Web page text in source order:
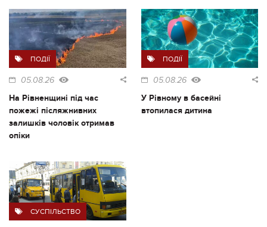
ПОДІЇ
05.08.26
На Рівненщині під час
пожежі післяжнивних
залишків чоловік отримав
опіки
ПОДІЇ
05.08.26
У Рівному в басейні
втопилася дитина
СУСПІЛЬСТВО